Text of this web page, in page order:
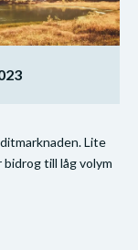
Lite
till låg volym